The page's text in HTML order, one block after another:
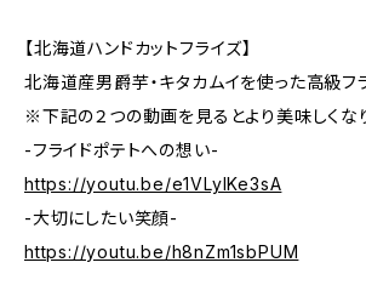
【北海道ハンドカットフライズ】
北海道産男爵芋・キタカムイを使った高級フ
※下記の２つの動画を見るとより美味しくな
-フライドポテトへの想い-
https://youtu.be/e1VLylKe3sA
-大切にしたい笑顔-
https://youtu.be/h8nZm1sbPUM